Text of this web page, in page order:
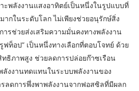
ะพลังงานแสงอาทิตย์เป็นหนึ่งในรูปแบบที่
ากในระดับโลก ไม่เพียงช่วยอนุรักษ์สิ่ง
รช่วยส่งเสริมความมั่นคงทางพลังงาน
ฟท็อป” เป็นหนึ่งทางเลือกที่ตอบโจทย์ ด้วย
ธิภาพสูง ช่วยลดการปล่อยก๊าซเรือน
ลังงานทดแทนในระบบพลังงานของ
ลดการพึ่งพาพลังงานจากฟอสซิลที่มีผลก